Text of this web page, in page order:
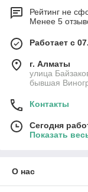
Рейтинг не
Менее 5
Работает с
г. Алматы
улица
бывшая
Контакты
Сегодня
Показать
О нас